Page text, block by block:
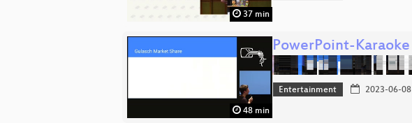
37 min
48 min
PowerPoint-Karaoke
Entertainment 2023-06-08